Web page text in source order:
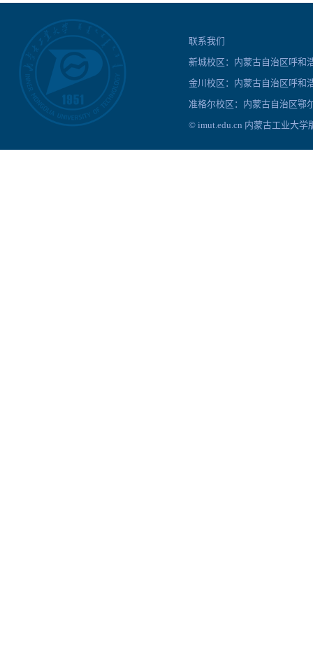
联系我们
新城校区：内蒙古自治区呼
金川校区：内蒙古自治区呼
准格尔校区：内蒙古自治区
© imut.edu.cn 内蒙古工业大